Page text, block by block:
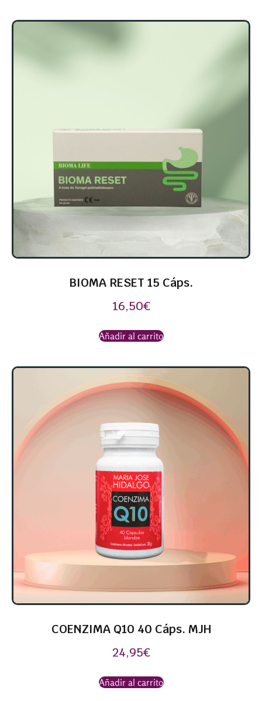
BIOMA RESET 15 Cáps.
16,50€
Añadir al carrito
COENZIMA Q10 40 Cáps. MJH
24,95€
Añadir al carrito